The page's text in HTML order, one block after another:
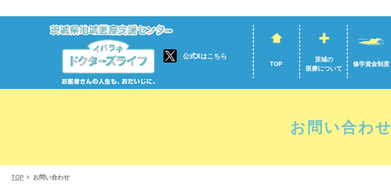
公式Xはこちら
TOP
茨城の
医療について
修学資金制度
お問い合わせ
TOP お問い合わせ